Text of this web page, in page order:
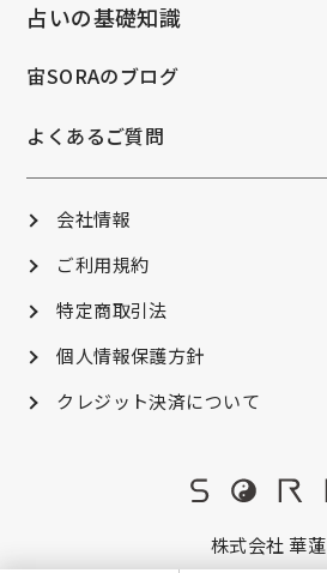
占いの基礎知識
宙SORAのブログ
よくあるご質問
会社情報
ご利用規約
特定商取引法
個人情報保護方針
クレジット決済について
株式会社 華蓮